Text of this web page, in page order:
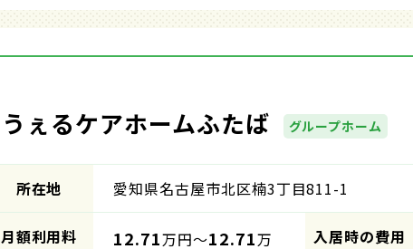
うぇるケアホームふたば グループホーム
所在地 愛知県名古屋市北区楠3丁目811-1
月額利用料 12.71万円～12.71万
入居時の費用